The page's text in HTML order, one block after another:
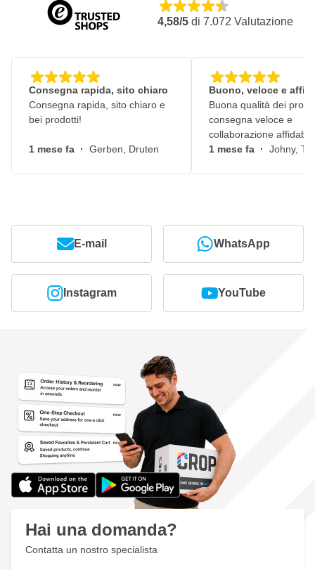
4,58/5 di 7.072 Valutazione
Consegna rapida, sito chiaro
Consegna rapida, sito chiaro e
bei prodotti!
1 mese fa · Gerben, Druten
Buono, veloce e
Buona qualità dei
consegna veloce e
collaborazione
1 mese fa · Johny,
E-mail WhatsApp
Instagram YouTube
Hai una domanda?
Contatta un nostro specialista